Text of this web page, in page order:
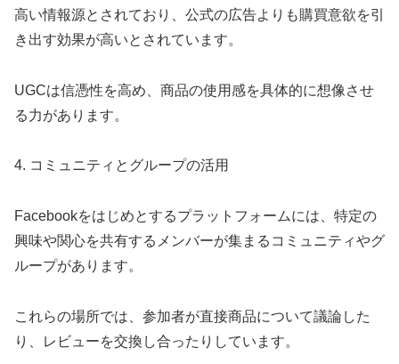
高い情報源とされており、公式の広告よりも購買意欲を引
き出す効果が高いとされています。
UGCは信憑性を高め、商品の使用感を具体的に想像させ
る力があります。
4. コミュニティとグループの活用
Facebookをはじめとするプラットフォームには、特定の
興味や関心を共有するメンバーが集まるコミュニティやグ
ループがあります。
これらの場所では、参加者が直接商品について議論した
り、レビューを交換し合ったりしています。